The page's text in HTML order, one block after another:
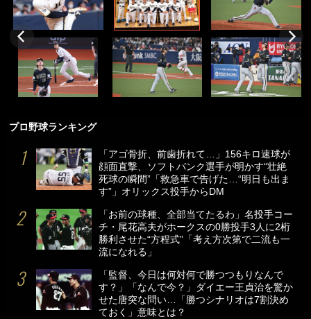
プロ野球ランキング
「アゴ骨折、前歯折れて…」156キロ速球が
顔面直撃、ソフトバンク選手が明かす“壮絶
死球の瞬間”「救急車で告げた…“明日も出ま
す”」オリックス投手からDM
「お前の球種、全部当てたるわ」名投手コー
チ・尾花高夫がホークスの0勝投手3人に2桁
勝利させた“方程式”「考え方次第で二流も一
流になれる」
「監督、今日は何対何で勝つつもりなんで
す？」「なんで今？」ダイエー王貞治を驚か
せた唐突な問い…「勝つシナリオは7割決め
ておく」意味とは？